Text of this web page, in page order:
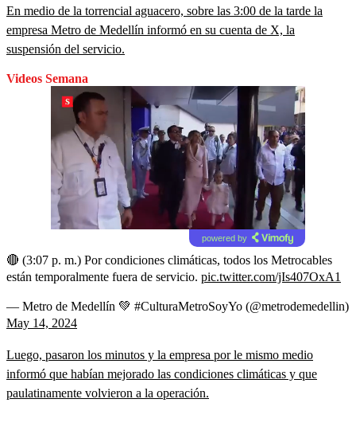
En medio de la torrencial aguacero, sobre las 3:00 de la tarde la
empresa Metro de Medellín informó en su cuenta de X, la
suspensión del servicio.
Videos Semana
powered by
🔴 (3:07 p. m.) Por condiciones climáticas, todos los Metrocables
están temporalmente fuera de servicio. pic.twitter.com/jIs407OxA1
— Metro de Medellín 💚 #CulturaMetroSoyYo (@metrodemedellin)
May 14, 2024
Luego, pasaron los minutos y la empresa por le mismo medio
informó que habían mejorado las condiciones climáticas y que
paulatinamente volvieron a la operación.